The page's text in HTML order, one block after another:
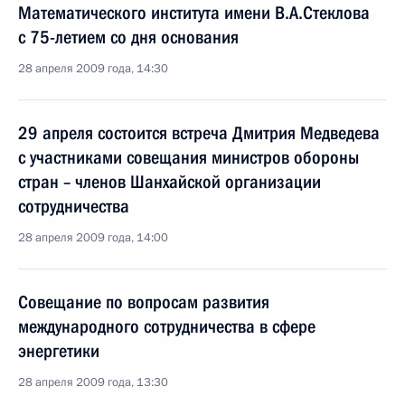
Математического института имени В.А.Стеклова
с 75-летием со дня основания
28 апреля 2009 года, 14:30
29 апреля состоится встреча Дмитрия Медведева
с участниками совещания министров обороны
стран – членов Шанхайской организации
сотрудничества
28 апреля 2009 года, 14:00
Совещание по вопросам развития
международного сотрудничества в сфере
энергетики
28 апреля 2009 года, 13:30